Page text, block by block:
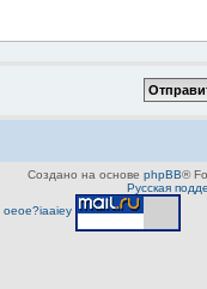
Создано на основе phpBB®
Русская